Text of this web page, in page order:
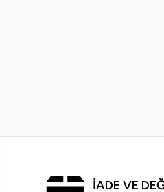
İADE VE